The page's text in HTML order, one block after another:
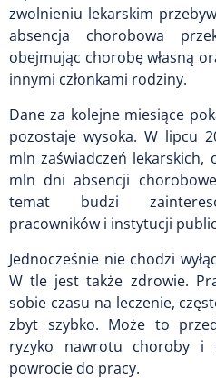
zwolnieniu lekarskim
absencja chorobowa
obejmując chorobę własną
innymi członkami rodziny.
Dane za kolejne miesiące
pozostaje wysoka. W lipcu
mln zaświadczeń lekarskich,
mln dni absencji
temat budzi
pracowników i instytucji
Jednocześnie nie chodzi
W tle jest także zdrowie.
sobie czasu na leczenie,
zbyt szybko. Może to
ryzyko nawrotu choroby i
powrocie do pracy.